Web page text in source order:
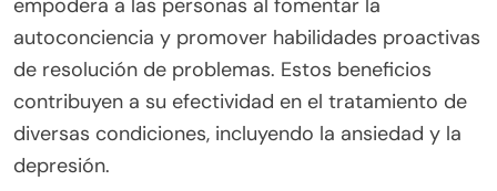
empodera a las personas al fomentar la
autoconciencia y promover habilidades proactivas
de resolución de problemas. Estos beneficios
contribuyen a su efectividad en el tratamiento de
diversas condiciones, incluyendo la ansiedad y la
depresión.